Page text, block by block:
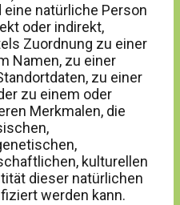
natürliche Person
oder indirekt,
Zuordnung zu einer
Namen, zu einer
zu einer
zu einem oder
Merkmalen, die
kulturellen
dieser natürlichen
werden kann.